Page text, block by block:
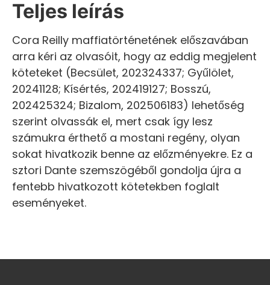
Teljes leírás
Cora Reilly maffiatörténetének előszavában
arra kéri az olvasóit, hogy az eddig megjelent
köteteket (Becsület, 202324337; Gyűlölet,
20241128; Kísértés, 202419127; Bosszú,
202425324; Bizalom, 202506183) lehetőség
szerint olvassák el, mert csak így lesz
számukra érthető a mostani regény, olyan
sokat hivatkozik benne az előzményekre. Ez a
sztori Dante szemszögéből gondolja újra a
fentebb hivatkozott kötetekben foglalt
eseményeket.